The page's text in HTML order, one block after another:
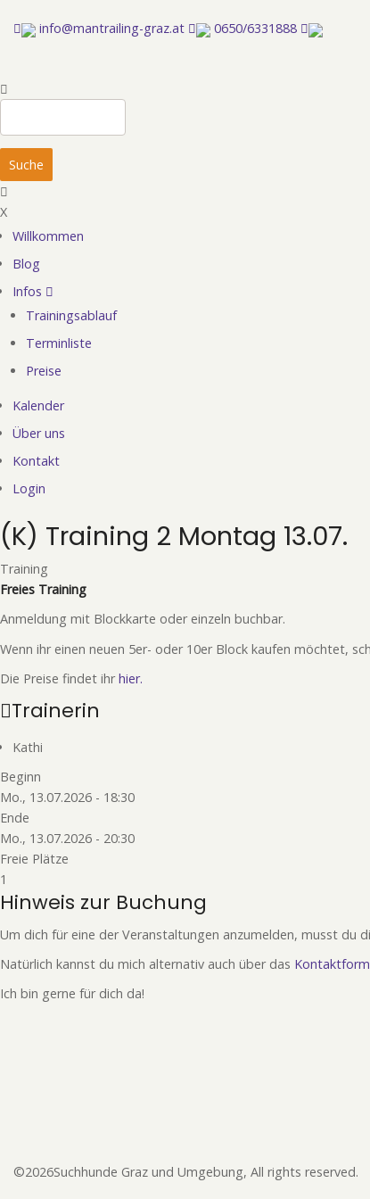
zum
info@mantrailing-graz.at 0650/6331888
X
Hauptnavigation
Willkommen
Blog
Infos
Trainingsablauf
Terminliste
Preise
Kalender
Über uns
Kontakt
Login
(K) Training 2 Montag 13.07.
Training
Freies Training
Anmeldung mit Blockkarte oder einzeln buchbar.
Wenn ihr einen neuen 5er- oder 10er Block kaufen möchtet,
Die Preise findet ihrhier.
Trainerin
Kathi
Beginn
Mo., 13.07.2026 - 18:30
Ende
Mo., 13.07.2026 - 20:30
Freie Plätze
1
Hinweis zur Buchung
Um dich für eine der Veranstaltungen anzumelden, musst du
Natürlich kannst du mich alternativ auch über das
Ich bin gerne für dich da!
©2026Suchhunde Graz und Umgebung, All rights reserved.